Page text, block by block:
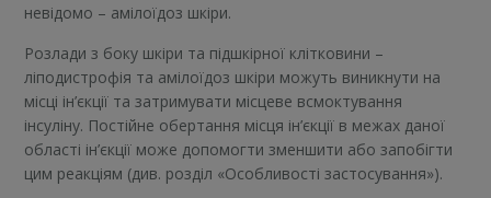
невідомо – амілоїдоз шкіри.
Розлади з боку шкіри та підшкірної клітковини –
ліподистрофія та амілоїдоз шкіри можуть виникнути на
місці ін’єкції та затримувати місцеве всмоктування
інсуліну. Постійне обертання місця ін’єкції в межах даної
області ін’єкції може допомогти зменшити або запобігти
цим реакціям (див. розділ «Особливості застосування»).